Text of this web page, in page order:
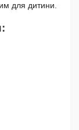
для дитини.